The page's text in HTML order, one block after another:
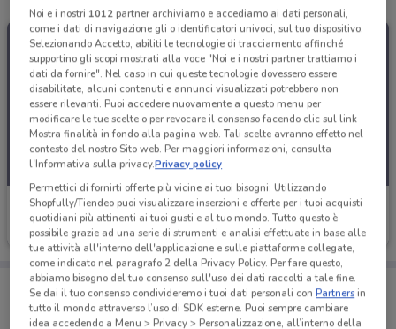
Asta del Mobile
Scade oggi 16.7 km
Porta DoveConviene sempre con te!
Puoi trovare le migliori offerte dei negozi vicino a te,
salvarle e creare la tua lista del risparmio, comodamente
Noi e i nostri 1012partner archiviamo e accediamo ai dati personali,
come i dati di navigazione gli o identificatori univoci, sul tuo dispositivo.
Selezionando Accetto, abiliti le tecnologie di tracciamento affinché
supportino gli scopi mostrati alla voce "Noi e i nostri partner trattiamo i
dati da fornire". Nel caso in cui queste tecnologie dovessero essere
disabilitate, alcuni contenuti e annunci visualizzati potrebbero non
essere rilevanti. Puoi accedere nuovamente a questo menu per
modificare le tue scelte o per revocare il consenso facendo clic sul link
Mostra finalità in fondo alla pagina web. Tali scelte avranno effetto nel
contesto del nostro Sito web. Per maggiori informazioni, consulta
l'Informativa sulla privacy.Privacy policy
Permettici di fornirti offerte più vicine ai tuoi bisogni: Utilizzando
Shopfully/Tiendeo puoi visualizzare inserzioni e offerte per i tuoi acquisti
quotidiani più attinenti ai tuoi gusti e al tuo mondo. Tutto questo è
possibile grazie ad una serie di strumenti e analisi effettuate in base alle
tue attività all'interno dell'applicazione e sulle piattaforme collegate,
come indicato nel paragrafo 2 della Privacy Policy. Per fare questo,
abbiamo bisogno del tuo consenso sull'uso dei dati raccolti a tale fine.
Se dai il tuo consenso condivideremo i tuoi dati personali conPartnersin
tutto il mondo attraverso l’uso di SDK esterne. Puoi sempre cambiare
idea accedendo a Menu > Privacy > Personalizzazione, all’interno della